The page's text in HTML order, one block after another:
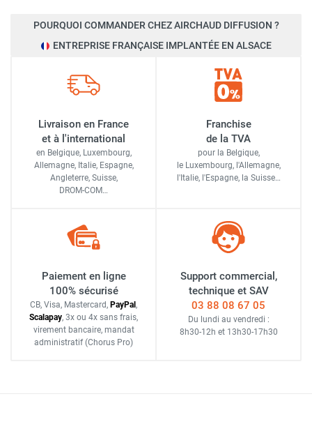
POURQUOI COMMANDER CHEZ AIRCHAUD DIFFUSION ?
ENTREPRISE FRANÇAISE IMPLANTÉE EN ALSACE
Livraison en France
et à l'international
en Belgique, Luxembourg,
Allemagne, Italie, Espagne,
Angleterre, Suisse,
DROM-COM…
Franchise
de la TVA
pour la Belgique,
le Luxembourg, l'Allemagne,
l'Italie, l'Espagne, la Suisse…
Paiement en ligne
100% sécurisé
CB, Visa, Mastercard, PayPal ,
Scalapay, 3x ou 4x sans frais,
virement bancaire, mandat
administratif (Chorus Pro)
Support commercial,
technique et SAV
03 88 08 67 05
Du lundi au vendredi :
8h30-12h et 13h30-17h30